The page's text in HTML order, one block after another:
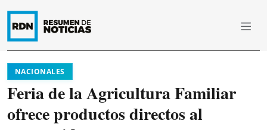
NACIONALES
Feria de la Agricultura Familiar
ofrece productos directos al